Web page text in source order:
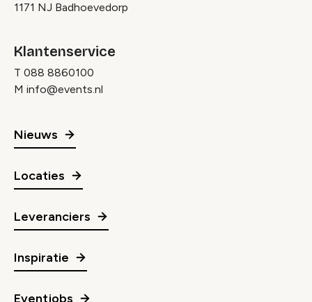
1171 NJ Badhoevedorp
Klantenservice
T 088 8860100
M info@events.nl
Nieuws
Locaties
Leveranciers
Inspiratie
Eventjobs